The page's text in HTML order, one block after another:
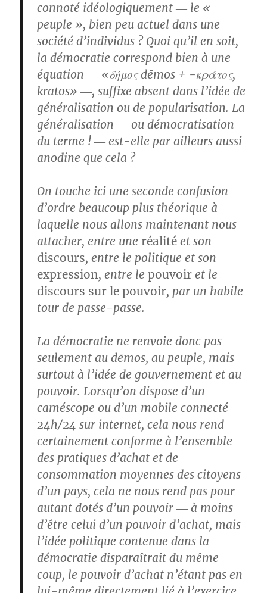
connoté idéologiquement ― le «
peuple », bien peu actuel dans une
société d’individus ? Quoi qu’il en soit,
la démocratie correspond bien à une
équation ― «δήμος dēmos + -κράτος,
kratos» ―, suffixe absent dans l’idée de
généralisation ou de popularisation. La
généralisation ― ou démocratisation
du terme ! ― est-elle par ailleurs aussi
anodine que cela ?
On touche ici une seconde confusion
d’ordre beaucoup plus théorique à
laquelle nous allons maintenant nous
attacher, entre une réalitéet son
discours, entre le politique et son
expression, entre lepouvoir et le
discours sur le pouvoir, par un habile
tour de passe-passe.
La démocratie ne renvoie donc pas
seulement au dēmos, au peuple, mais
surtout à l’idée de gouvernement et au
pouvoir. Lorsqu’on dispose d’un
caméscope ou d’un mobile connecté
24h/24 sur internet, cela nous rend
certainement conforme à l’ensemble
des pratiques d’achat et de
consommation moyennes des citoyens
d’un pays, cela ne nous rend pas pour
autant dotés d’un pouvoir ― à moins
d’être celui d’un pouvoir d’achat, mais
l’idée politique contenue dans la
démocratie disparaîtrait du même
coup, le pouvoir d’achat n’étant pas en